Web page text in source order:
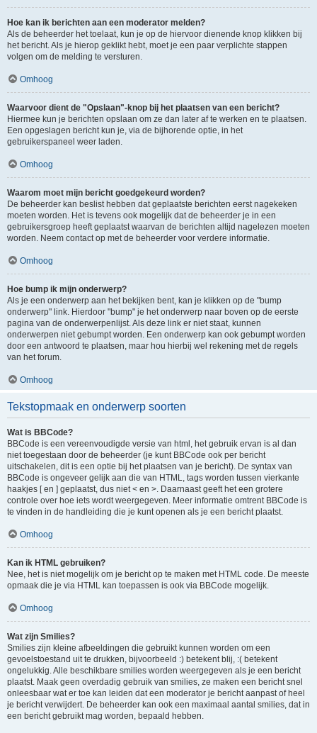
Hoe kan ik berichten aan een moderator melden?
Als de beheerder het toelaat, kun je op de hiervoor dienende knop klikken bij
het bericht. Als je hierop geklikt hebt, moet je een paar verplichte stappen
volgen om de melding te versturen.
Omhoog
Waarvoor dient de "Opslaan"-knop bij het plaatsen van een bericht?
Hiermee kun je berichten opslaan om ze dan later af te werken en te plaatsen.
Een opgeslagen bericht kun je, via de bijhorende optie, in het
gebruikerspaneel weer laden.
Omhoog
Waarom moet mijn bericht goedgekeurd worden?
De beheerder kan beslist hebben dat geplaatste berichten eerst nagekeken
moeten worden. Het is tevens ook mogelijk dat de beheerder je in een
gebruikersgroep heeft geplaatst waarvan de berichten altijd nagelezen moeten
worden. Neem contact op met de beheerder voor verdere informatie.
Omhoog
Hoe bump ik mijn onderwerp?
Als je een onderwerp aan het bekijken bent, kan je klikken op de "bump
onderwerp" link. Hierdoor "bump" je het onderwerp naar boven op de eerste
pagina van de onderwerpenlijst. Als deze link er niet staat, kunnen
onderwerpen niet gebumpt worden. Een onderwerp kan ook gebumpt worden
door een antwoord te plaatsen, maar hou hierbij wel rekening met de regels
van het forum.
Omhoog
Tekstopmaak en onderwerp soorten
Wat is BBCode?
BBCode is een vereenvoudigde versie van html, het gebruik ervan is al dan
niet toegestaan door de beheerder (je kunt BBCode ook per bericht
uitschakelen, dit is een optie bij het plaatsen van je bericht). De syntax van
BBCode is ongeveer gelijk aan die van HTML, tags worden tussen vierkante
haakjes [ en ] geplaatst, dus niet < en >. Daarnaast geeft het een grotere
controle over hoe iets wordt weergegeven. Meer informatie omtrent BBCode is
te vinden in de handleiding die je kunt openen als je een bericht plaatst.
Omhoog
Kan ik HTML gebruiken?
Nee, het is niet mogelijk om je bericht op te maken met HTML code. De meeste
opmaak die je via HTML kan toepassen is ook via BBCode mogelijk.
Omhoog
Wat zijn Smilies?
Smilies zijn kleine afbeeldingen die gebruikt kunnen worden om een
gevoelstoestand uit te drukken, bijvoorbeeld :) betekent blij, :( betekent
ongelukkig. Alle beschikbare smilies worden weergegeven als je een bericht
plaatst. Maak geen overdadig gebruik van smilies, ze maken een bericht snel
onleesbaar wat er toe kan leiden dat een moderator je bericht aanpast of heel
je bericht verwijdert. De beheerder kan ook een maximaal aantal smilies, dat in
een bericht gebruikt mag worden, bepaald hebben.